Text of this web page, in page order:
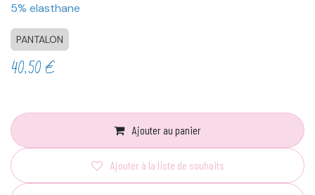
5% elasthane
PANTALON
40,50€
Ajouter au panier
Ajouter à la liste de souhaits